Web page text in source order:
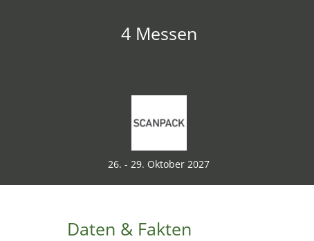
4 Messen
26. - 29. Oktober 2027
Daten & Fakten